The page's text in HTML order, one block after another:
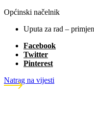
Općinski načelnik
Uputa za rad –
Facebook
Twitter
Pinterest
Natrag na vijesti